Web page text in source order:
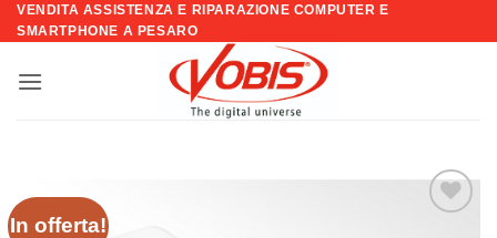
Salta
ai
VENDITA ASSISTENZA E RIPARAZIONE COMPUTER E
SMARTPHONE A PESARO
In offerta!